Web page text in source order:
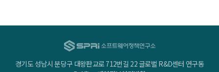
경기도 성남시 분당구 대왕판교로 712번길 22 글로벌 R&D센터 연구동